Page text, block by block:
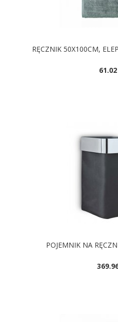
RĘCZNIK 50X100CM,
61.02
POJEMNIK NA